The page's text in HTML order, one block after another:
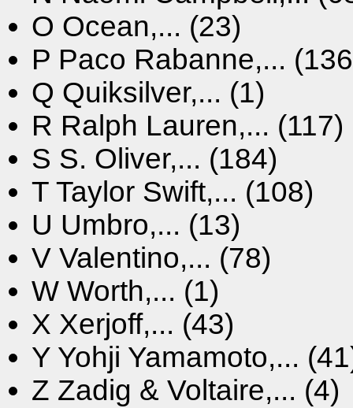
O Ocean,... (23)
P Paco Rabanne,...
Q Quiksilver,... (1)
R Ralph Lauren,... (117)
S S. Oliver,... (184)
T Taylor Swift,... (108)
U Umbro,... (13)
V Valentino,... (78)
W Worth,... (1)
X Xerjoff,... (43)
Y Yohji Yamamoto,...
Z Zadig & Voltaire,... (4)